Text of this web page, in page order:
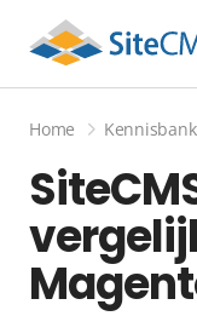
Home Kennisbank